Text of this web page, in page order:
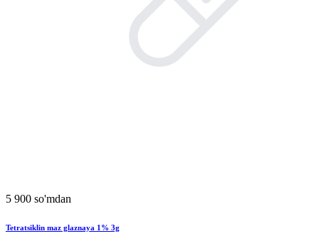
5 900 so'mdan
Tetratsiklin maz glaznaya 1% 3g